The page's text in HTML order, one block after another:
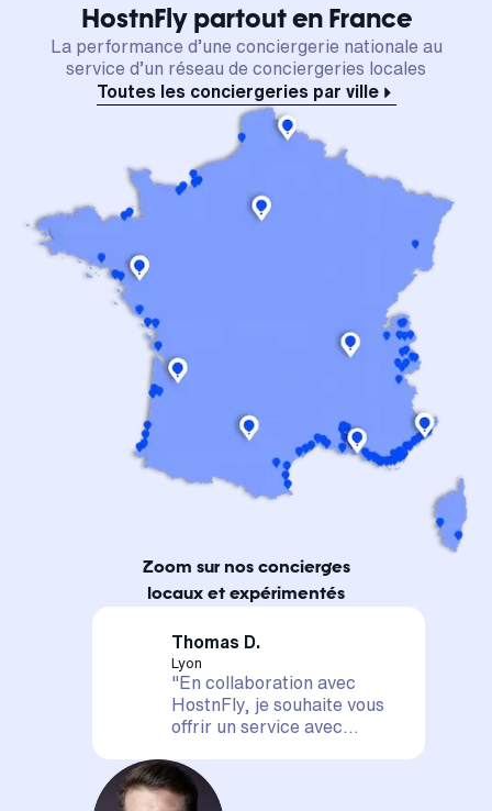
HostnFly partout en France
La performance d’une conciergerie nationale au
service d’un réseau de conciergeries locales
Toutes les conciergeries par ville
Zoom sur nos concierges
locaux et expérimentés
Thomas D.
Lyon
"En collaboration avec
HostnFly, je souhaite vous
offrir un service avec
logement est entre de
bonnes mains, il sera mis en